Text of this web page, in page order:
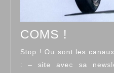
COMS !
!
Stop ! Ou sont les
: – site avec sa